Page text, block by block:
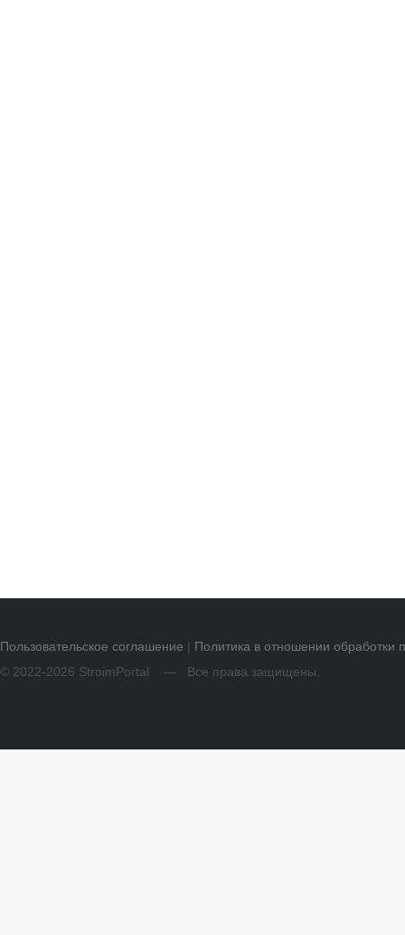
Пользовательское соглашение | Политика в отношении обработки
© 2022-2026 StroimPortal — Все права защищены.